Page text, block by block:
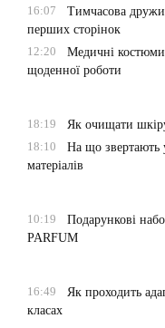
16:07
Тимчасова
перших сторінок
12:20
Медичні
щоденної роботи
18:19
Як очищати
18:10
На що звертають
матеріалів
10:19
Подарункові
PARFUM
16:49
Як проходить
класах